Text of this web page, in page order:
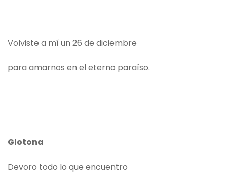
Volviste a mí un 26 de diciembre
para amarnos en el eterno paraíso.
Glotona
Devoro todo lo que encuentro